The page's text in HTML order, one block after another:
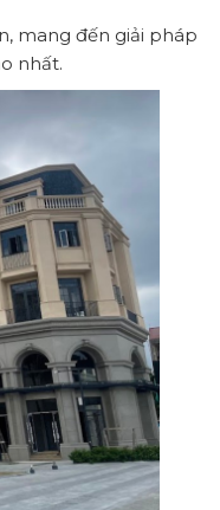
mang đến giải pháp
nhất.